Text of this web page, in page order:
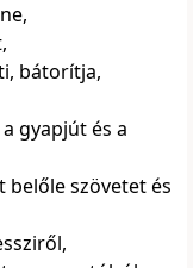
bátorítja,
gyapjút és a
belőle szövetet és